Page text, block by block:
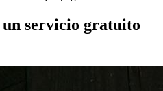
servicio gratuito